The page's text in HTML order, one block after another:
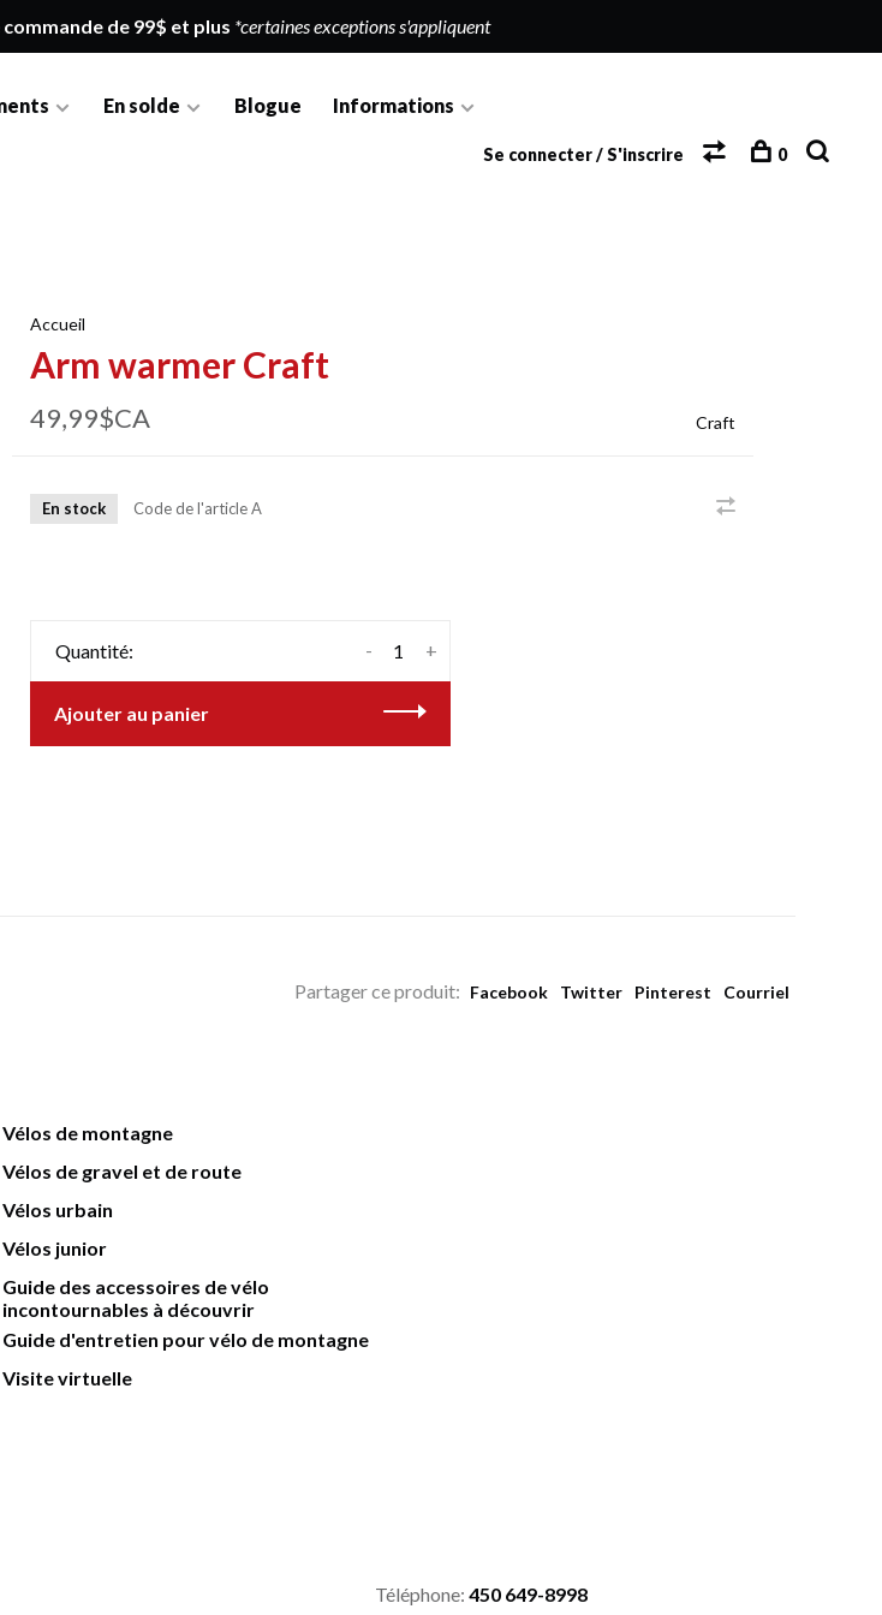
de 99$ et plus *certaines exceptions s'appliquent
En solde Blogue Informations
Se connecter / S'inscrire 0
Accueil
Arm warmer Craft
49,99$CA Craft
En stock Code de l'articleA
Quantité: +
-
Ajouter au panier
Partager ce produit: Facebook Twitter Pinterest Courriel
Vélos de montagne
Vélos de gravel et de route
Vélos urbain
Vélos junior
Guide des accessoires de vélo
incontournables à découvrir
Guide d'entretien pour vélo de montagne
Visite virtuelle
Téléphone: 450 649-8998